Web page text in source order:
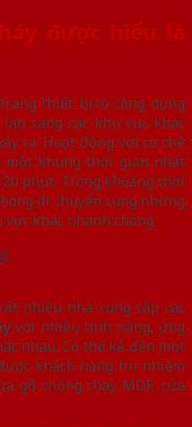
được hiểu là
thiết bị có công dụng
sang các khu vực khác
ra. Hoạt động với cơ chế
một khung thời gian nhất
phút. Trong khoảng thời
di chuyển cùng những
khác nhanh chóng
nhiều nhà cung cấp các
với nhiều tính năng, ứng
nhau. Có thể kể đến một
khách hàng tín nhiệm
gỗ chống cháy MDF, cửa